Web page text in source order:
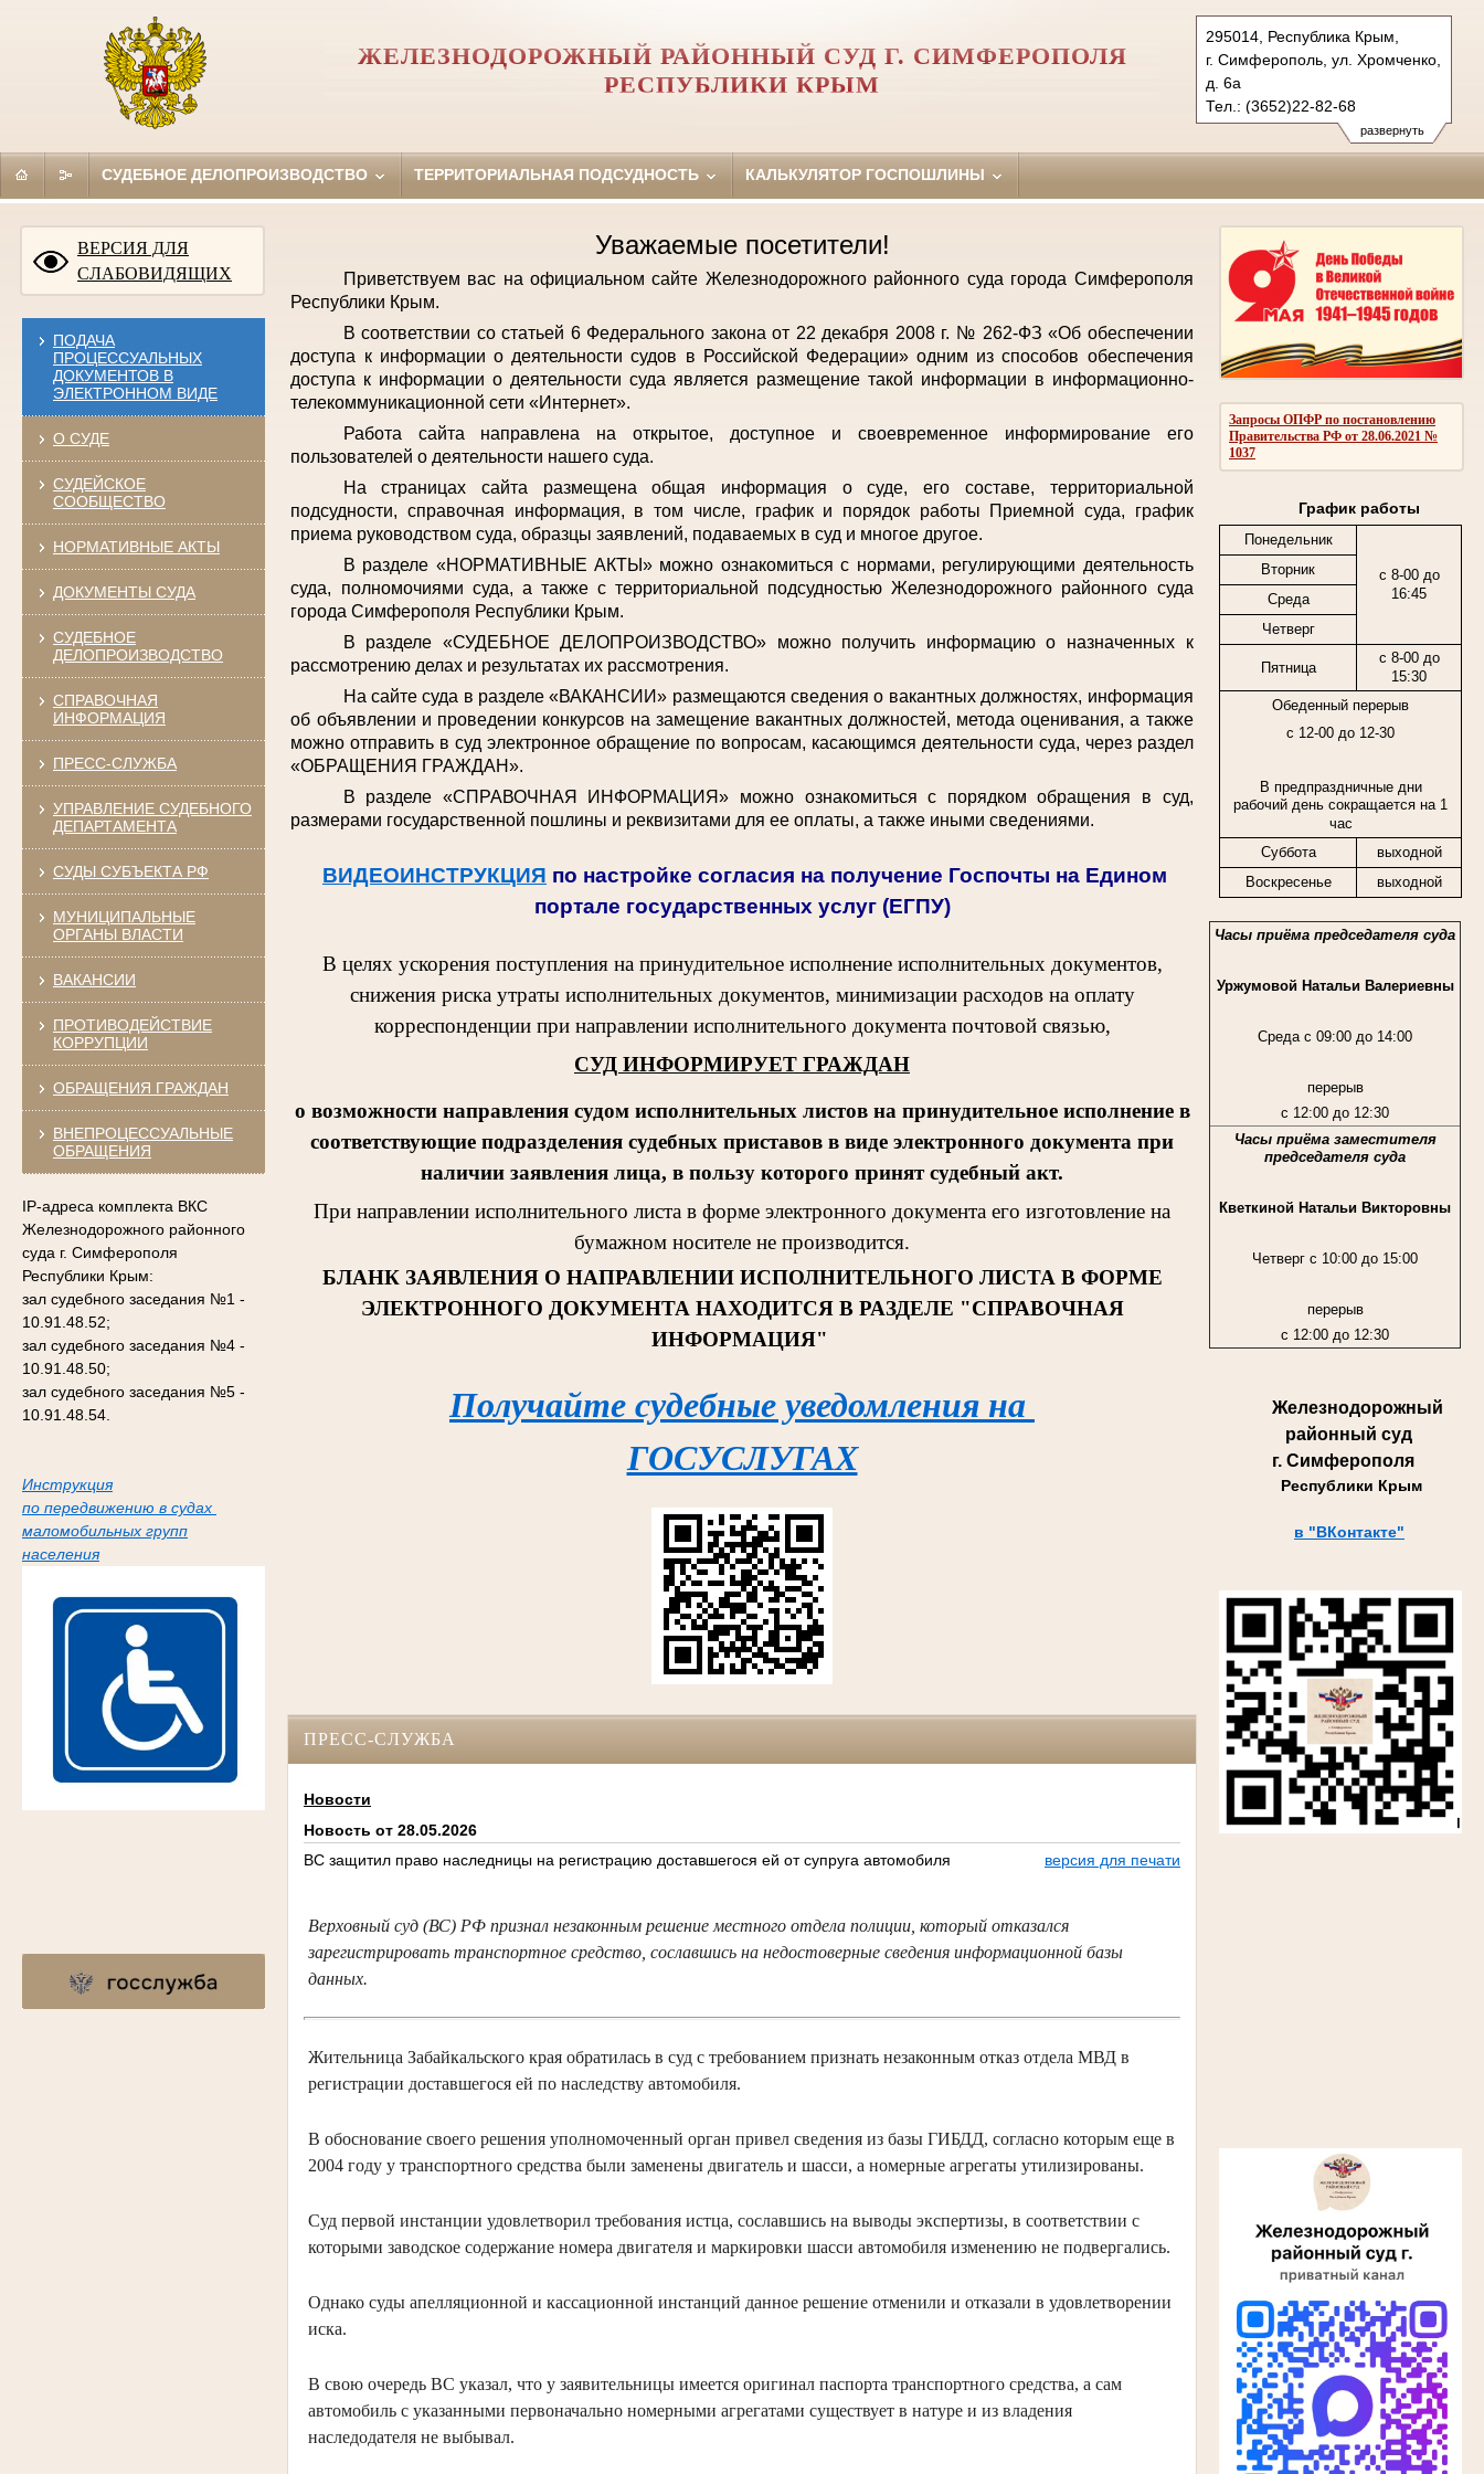
развернуть
295014, Республика Крым,
г. Симферополь, ул. Хромченко,
д. 6а
Тел.: (3652)22-82-68
zheleznodorozhniy.krm@sudrf.ru
ЖЕЛЕЗНОДОРОЖНЫЙ РАЙОННЫЙ СУД Г. СИМФЕРОПОЛЯ
РЕСПУБЛИКИ КРЫМ
СУДЕБНОЕ ДЕЛОПРОИЗВОДСТВО ТЕРРИТОРИАЛЬНАЯ ПОДСУДНОСТЬ КАЛЬКУЛЯТОР ГОСПОШЛИНЫ
ВЕРСИЯ ДЛЯ
СЛАБОВИДЯЩИХ
ПОДАЧА
ПРОЦЕССУАЛЬНЫХ
ДОКУМЕНТОВ В
ЭЛЕКТРОННОМ ВИДЕ
О СУДЕ
СУДЕЙСКОЕ
СООБЩЕСТВО
НОРМАТИВНЫЕ АКТЫ
ДОКУМЕНТЫ СУДА
СУДЕБНОЕ
ДЕЛОПРОИЗВОДСТВО
СПРАВОЧНАЯ
ИНФОРМАЦИЯ
ПРЕСС-СЛУЖБА
УПРАВЛЕНИЕ СУДЕБНОГО
ДЕПАРТАМЕНТА
СУДЫ СУБЪЕКТА РФ
МУНИЦИПАЛЬНЫЕ
ОРГАНЫ ВЛАСТИ
ВАКАНСИИ
ПРОТИВОДЕЙСТВИЕ
КОРРУПЦИИ
ОБРАЩЕНИЯ ГРАЖДАН
ВНЕПРОЦЕССУАЛЬНЫЕ
ОБРАЩЕНИЯ
IP-адреса комплекта ВКС
Железнодорожного районного
суда г. Симферополя
Республики Крым:
зал судебного заседания №1 -
10.91.48.52;
зал судебного заседания №4 -
10.91.48.50;
зал судебного заседания №5 -
10.91.48.54.
Инструкция
по передвижению в судах
маломобильных групп
населения
Запросы ОПФР по постановлению
Правительства РФ от 28.06.2021 №
1037
График работы
Понедельник
с 8-00 до
16:45
Вторник
Среда
Четверг
Пятница
с 8-00 до
15:30
Обеденный перерыв
с 12-00 до 12-30
В предпраздничные дни
рабочий день сокращается на 1
час
Суббота
выходной
Воскресенье
выходной
Часы приёма председателя суда
Уржумовой Натальи Валериевны
Среда с 09:00 до 14:00
перерыв
с 12:00 до 12:30
Часы приёма заместителя
председателя суда
Кветкиной Натальи Викторовны
Четверг с 10:00 до 15:00
перерыв
с 12:00 до 12:30
Железнодорожный
районный суд
г. Симферополя
Республики Крым
в "ВКонтакте"
Уважаемые посетители!
Приветствуем вас на официальном сайте Железнодорожного районного суда города Симферополя
Республики Крым.
В соответствии со статьей 6 Федерального закона от 22 декабря 2008 г. № 262-ФЗ «Об обеспечении
доступа к информации о деятельности судов в Российской Федерации» одним из способов обеспечения
доступа к информации о деятельности суда является размещение такой информации в информационно-
телекоммуникационной сети «Интернет».
Работа сайта направлена на открытое, доступное и своевременное информирование его
пользователей о деятельности нашего суда.
На страницах сайта размещена общая информация о суде, его составе, территориальной
подсудности, справочная информация, в том числе, график и порядок работы Приемной суда, график
приема руководством суда, образцы заявлений, подаваемых в суд и многое другое.
В разделе «НОРМАТИВНЫЕ АКТЫ» можно ознакомиться с нормами, регулирующими деятельность
суда, полномочиями суда, а также с территориальной подсудностью Железнодорожного районного суда
города Симферополя Республики Крым.
В разделе «СУДЕБНОЕ ДЕЛОПРОИЗВОДСТВО» можно получить информацию о назначенных к
рассмотрению делах и результатах их рассмотрения.
На сайте суда в разделе «ВАКАНСИИ» размещаются сведения о вакантных должностях, информация
об объявлении и проведении конкурсов на замещение вакантных должностей, метода оценивания, а также
можно отправить в суд электронное обращение по вопросам, касающимся деятельности суда, через раздел
«ОБРАЩЕНИЯ ГРАЖДАН».
В разделе «СПРАВОЧНАЯ ИНФОРМАЦИЯ» можно ознакомиться с порядком обращения в суд,
размерами государственной пошлины и реквизитами для ее оплаты, а также иными сведениями.
ВИДЕОИНСТРУКЦИЯ по настройке согласия на получение Госпочты на Едином
портале государственных услуг (ЕГПУ)
В целях ускорения поступления на принудительное исполнение исполнительных документов,
снижения риска утраты исполнительных документов, минимизации расходов на оплату
корреспонденции при направлении исполнительного документа почтовой связью,
СУД ИНФОРМИРУЕТ ГРАЖДАН
о возможности направления судом исполнительных листов на принудительное исполнение в
соответствующие подразделения судебных приставов в виде электронного документа при
наличии заявления лица, в пользу которого принят судебный акт.
При направлении исполнительного листа в форме электронного документа его изготовление на
бумажном носителе не производится.
БЛАНК ЗАЯВЛЕНИЯ О НАПРАВЛЕНИИ ИСПОЛНИТЕЛЬНОГО ЛИСТА В ФОРМЕ
ЭЛЕКТРОННОГО ДОКУМЕНТА НАХОДИТСЯ В РАЗДЕЛЕ "СПРАВОЧНАЯ
ИНФОРМАЦИЯ"
Получайте судебные уведомления на
ГОСУСЛУГАХ
ПРЕСС-СЛУЖБА
Новости
Новость от 28.05.2026
ВС защитил право наследницы на регистрацию доставшегося ей от супруга автомобиля
версия для печати
Верховный суд (ВС) РФ признал незаконным решение местного отдела полиции, который отказался
зарегистрировать транспортное средство, сославшись на недостоверные сведения информационной базы
данных.
Жительница Забайкальского края обратилась в суд с требованием признать незаконным отказ отдела МВД в
регистрации доставшегося ей по наследству автомобиля.
В обоснование своего решения уполномоченный орган привел сведения из базы ГИБДД, согласно которым еще в
2004 году у транспортного средства были заменены двигатель и шасси, а номерные агрегаты утилизированы.
Суд первой инстанции удовлетворил требования истца, сославшись на выводы экспертизы, в соответствии с
которыми заводское содержание номера двигателя и маркировки шасси автомобиля изменению не подвергались.
Однако суды апелляционной и кассационной инстанций данное решение отменили и отказали в удовлетворении
иска.
В свою очередь ВС указал, что у заявительницы имеется оригинал паспорта транспортного средства, а сам
автомобиль с указанными первоначально номерными агрегатами существует в натуре и из владения
наследодателя не выбывал.